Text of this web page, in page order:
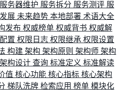
服务器维护 服务拆分 服务测评 服
展 未来趋势 本地部署 术语大全
发布 权威榜单 权威背书 权威解
置 权限日志 权限继承 权限设置
构建 架构 架构原则 架构师 架构
架构设计 查询 标准定义 标准解读
值 核心功能 核心指标 核心架构
梯队洗牌 检索应用 榜单 模块化